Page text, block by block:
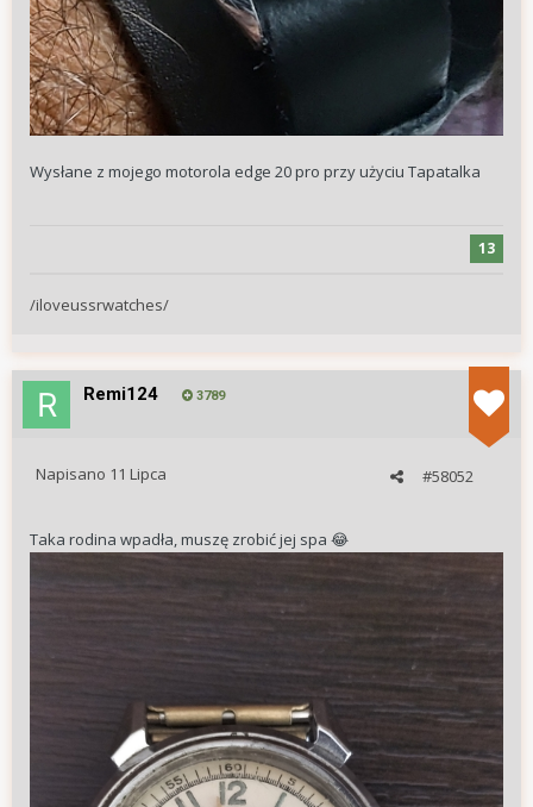
Wysłane z mojego motorola edge 20 pro przy użyciu Tapatalka
13
/iloveussrwatches/
Remi124 3789
#58052
Napisano 11 Lipca
Taka rodina wpadła, muszę zrobić jej spa 😂